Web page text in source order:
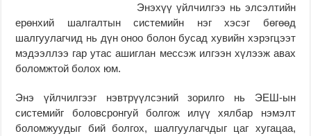
Энэхүү үйлчилгээ нь элсэлтийн
ерөнхий шалгалтын системийн нэг хэсэг бөгөөд
шалгуулагчид нь дүн оноо болон бусад хувийн хэрэгцээт
мэдээллээ гар утас ашиглан мессэж илгээн хүлээж авах
боломжтой болох юм.
Энэ үйлчилгээг нэвтрүүлсэний зорилго нь ЭЕШ-ын
системийг боловсронгуй болгож илүү хялбар нэмэлт
боломжуудыг бий болгох, шалгуулагчдыг цаг хугацаа,